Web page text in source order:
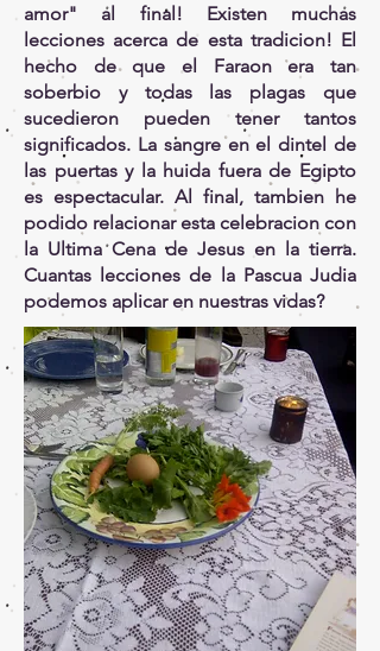
amor" al final! Existen muchas
lecciones acerca de esta tradicion! El
hecho de que el Faraon era tan
soberbio y todas las plagas que
sucedieron pueden tener tantos
significados. La sangre en el dintel de
las puertas y la huida fuera de Egipto
es espectacular. Al final, tambien he
podido relacionar esta celebracion con
la Ultima Cena de Jesus en la tierra.
Cuantas lecciones de la Pascua Judia
podemos aplicar en nuestras vidas?